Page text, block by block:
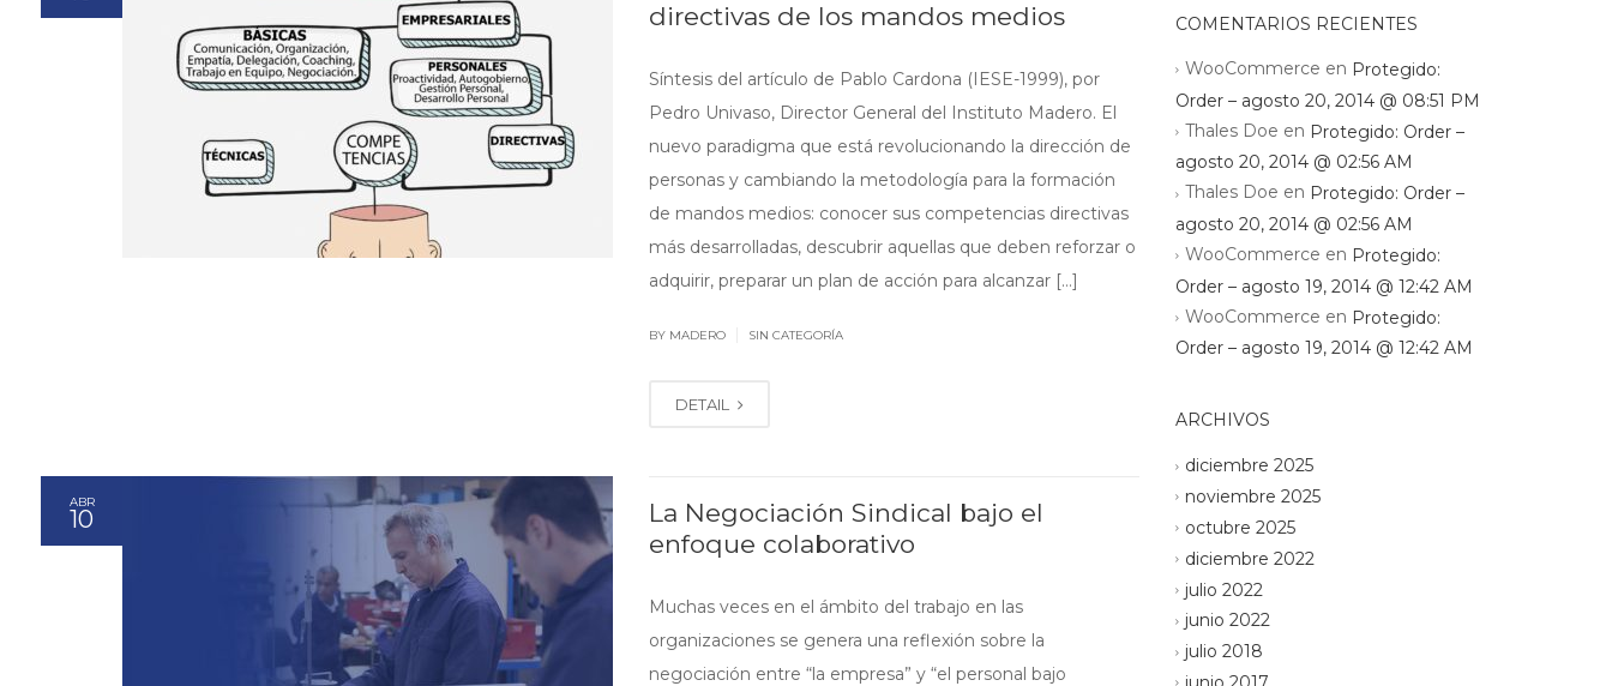
directivas de los mandos medios
Síntesis del artículo de Pablo Cardona (IESE-1999), por
Pedro Univaso, Director General del Instituto Madero. El
nuevo paradigma que está revolucionando la dirección de
personas y cambiando la metodología para la formación
de mandos medios: conocer sus competencias directivas
más desarrolladas, descubrir aquellas que deben reforzar o
adquirir, preparar un plan de acción para alcanzar […]
BY MADERO SIN CATEGORÍA
DETAIL
ABR
10
La Negociación Sindical bajo el
enfoque colaborativo
Muchas veces en el ámbito del trabajo en las
organizaciones se genera una reflexión sobre la
negociación entre “la empresa” y “el personal bajo
COMENTARIOS RECIENTES
WooCommerce en Protegido:
Order – agosto 20, 2014 @ 08:51 PM
Thales Doe en Protegido: Order –
agosto 20, 2014 @ 02:56 AM
Thales Doe en Protegido: Order –
agosto 20, 2014 @ 02:56 AM
WooCommerce en Protegido:
Order – agosto 19, 2014 @ 12:42 AM
WooCommerce en Protegido:
Order – agosto 19, 2014 @ 12:42 AM
ARCHIVOS
diciembre 2025
noviembre 2025
octubre 2025
diciembre 2022
julio 2022
junio 2022
julio 2018